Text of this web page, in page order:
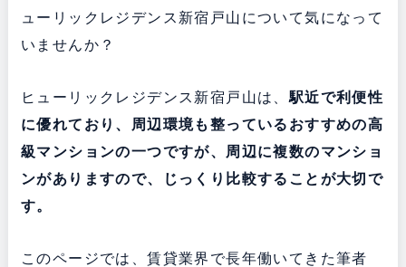
ューリックレジデンス新宿戸山について気になって
いませんか？
ヒューリックレジデンス新宿戸山は、駅近で利便性
に優れており、周辺環境も整っている おすすめの高
級マンションの一つですが、
周辺に複数のマンショ
ンがありますので、じっくり比較することが大切で
す。
このページでは、賃貸業界で長年働いてきた筆者